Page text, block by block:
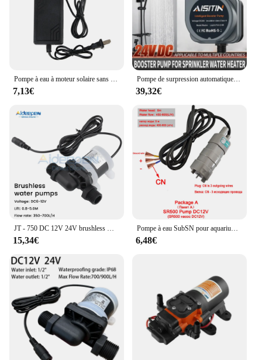
7,13€
Pompe de surpression automatique, 180W, chauffe-eau, douche, bain, pression d'eau du robinet, muet pressurisé, nouveau
39,32€
15,34€ 6,48€